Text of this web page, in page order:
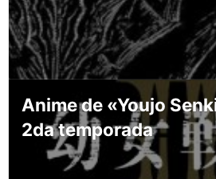
Anime de «Youjo
2da temporada